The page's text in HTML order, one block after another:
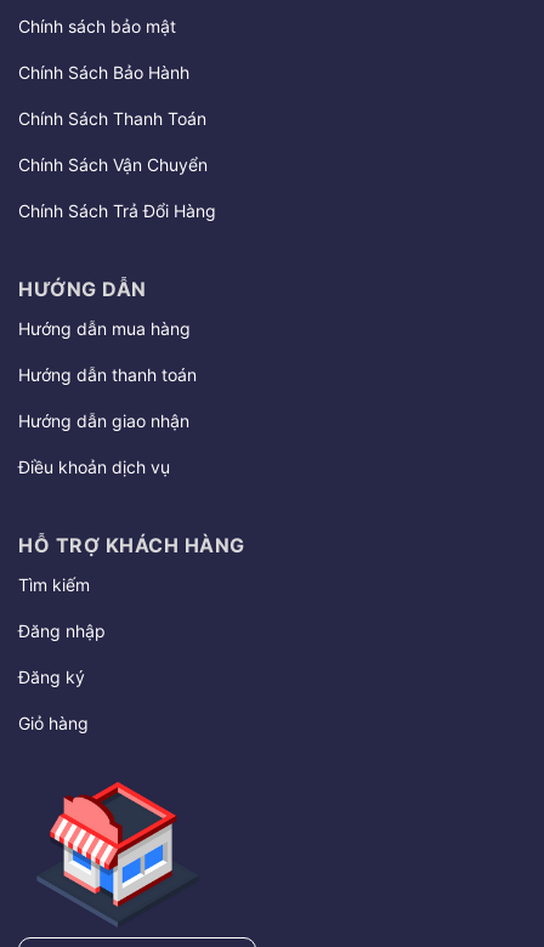
Chính sách bảo mật
Chính Sách Bảo Hành
Chính Sách Thanh Toán
Chính Sách Vận Chuyển
Chính Sách Trả Đổi Hàng
HƯỚNG DẪN
Hướng dẫn mua hàng
Hướng dẫn thanh toán
Hướng dẫn giao nhận
Điều khoản dịch vụ
HỖ TRỢ KHÁCH HÀNG
Tìm kiếm
Đăng nhập
Đăng ký
Giỏ hàng